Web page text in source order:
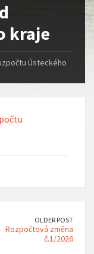
kraje
Ústeckého
OLDER POST
Rozpočtová změna
č.1/2026